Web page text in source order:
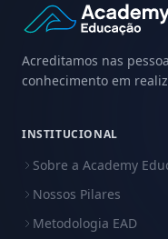
Acreditamos nas
conhecimento em
INSTITUCIONAL
Sobre a Academy
Nossos Pilares
Metodologia EAD